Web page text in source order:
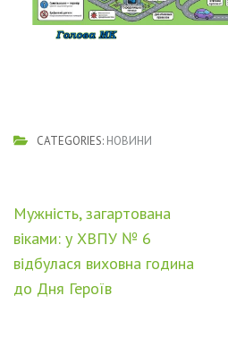
CATEGORIES: НОВИНИ
Навігація
записів
Мужність, загартована
віками: у ХВПУ № 6
відбулася виховна година
до Дня Героїв